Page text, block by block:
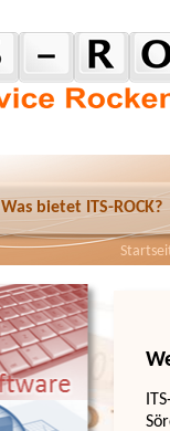
Was bietet ITS-ROCK?